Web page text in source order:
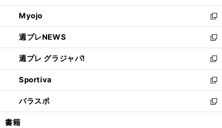
開
く
ウ
で
開
く
ン
ド
ウ
で
開
く
ウ
ィ
ン
ド
ウ
で
開
く
Myojo
新
し
い
ウ
ィ
ン
ド
ウ
で
開
週プレNEWS
新
し
い
ウ
ィ
ン
ド
ウ
週プレ グラジャパ!
新
し
い
ウ
ィ
ン
Sportiva
新
し
い
ウ
パラスポ
新
し
書籍